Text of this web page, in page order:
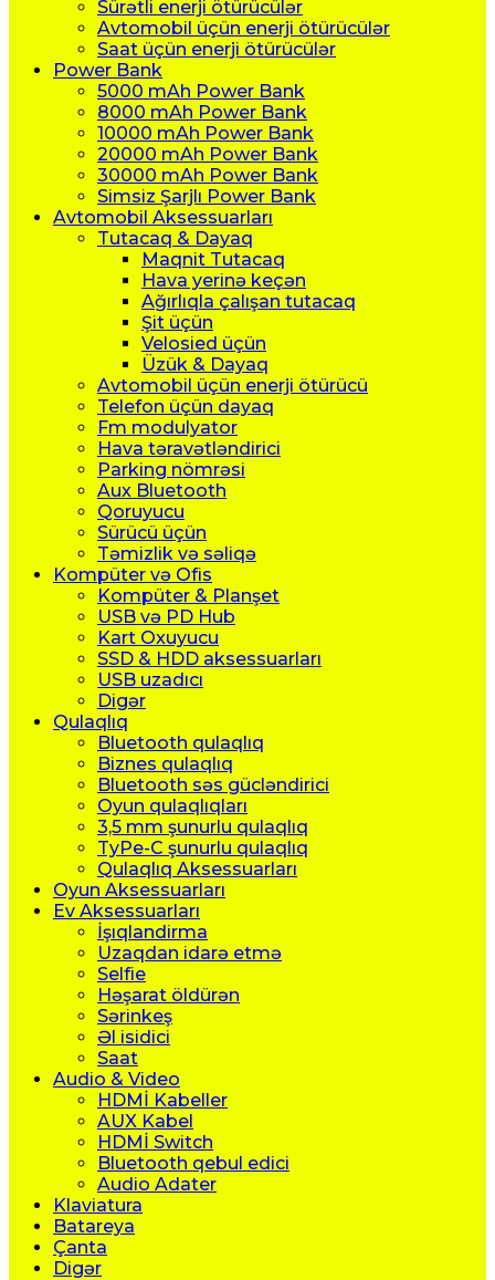
Sürətli enerji ötürücülər
Avtomobil üçün enerji ötürücülər
Saat üçün enerji ötürücülər
Power Bank
5000 mAh Power Bank
8000 mAh Power Bank
10000 mAh Power Bank
20000 mAh Power Bank
30000 mAh Power Bank
Simsiz Şarjlı Power Bank
Avtomobil Aksessuarları
Tutacaq & Dayaq
Maqnit Tutacaq
Hava yerinə keçən
Ağırlıqla çalışan tutacaq
Şit üçün
Velosied üçün
Üzük & Dayaq
Avtomobil üçün enerji ötürücü
Telefon üçün dayaq
Fm modulyator
Hava təravətləndirici
Parking nömrəsi
Aux Bluetooth
Qoruyucu
Sürücü üçün
Təmizlik və səliqə
Kompüter və Ofis
Kompüter & Planşet
USB və PD Hub
Kart Oxuyucu
SSD & HDD aksessuarları
USB uzadıcı
Digər
Qulaqlıq
Bluetooth qulaqlıq
Biznes qulaqlıq
Bluetooth səs gücləndirici
Oyun qulaqlıqları
3,5 mm şunurlu qulaqlıq
TyPe-C şunurlu qulaqlıq
Qulaqlıq Aksessuarları
Oyun Aksessuarları
Ev Aksessuarları
İşıqlandirma
Uzaqdan idarə etmə
Selfie
Həşarat öldürən
Sərinkeş
Əl isidici
Saat
Audio & Video
HDMİ Kabeller
AUX Kabel
HDMİ Switch
Bluetooth qebul edici
Audio Adater
Klaviatura
Batareya
Çanta
Digər